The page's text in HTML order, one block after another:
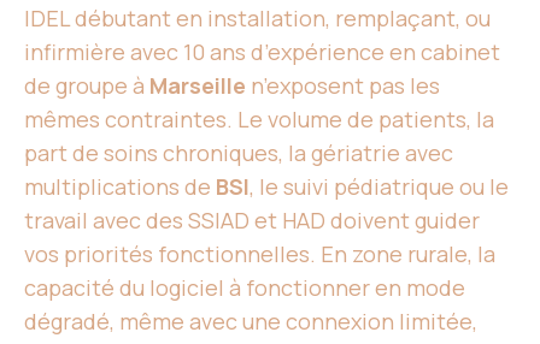
IDEL débutant en installation, remplaçant, ou
infirmière avec 10 ans d’expérience en cabinet
de groupe à Marseille n’exposent pas les
mêmes contraintes. Le volume de patients, la
part de soins chroniques, la gériatrie avec
multiplications de BSI, le suivi pédiatrique ou le
travail avec des SSIAD et HAD doivent guider
vos priorités fonctionnelles. En zone rurale, la
capacité du logiciel à fonctionner en mode
dégradé, même avec une connexion limitée,